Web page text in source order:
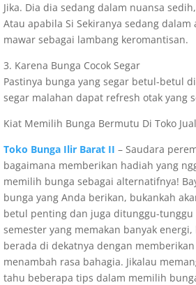
Jika. Dia dia sedang dalam nuansa
Atau apabila Si Sekiranya sedang
mawar sebagai lambang keromantisan.
3. Karena Bunga Cocok Segar
Pastinya bunga yang segar betul-betul
segar malahan dapat refresh otak yang
Kiat Memilih Bunga Bermutu Di Toko
Toko Bunga Ilir Barat II – Saudara
bagaimana memberikan hadiah yang
memilih bunga sebagai alternatifnya!
bunga yang Anda berikan, bukankah
betul penting dan juga ditunggu-tunggu
semester yang memakan banyak
berada di dekatnya dengan
menambah rasa bahagia. Jikalau
tahu beberapa tips dalam memilih